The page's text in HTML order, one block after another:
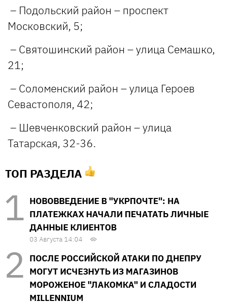
– Подольский район – проспект
Московский, 5;
– Святошинский район – улица Семашко,
21;
– Соломенский район – улица Героев
Севастополя, 42;
– Шевченковский район – улица
Татарская, 32-36.
ТОП РАЗДЕЛА
НОВОВВЕДЕНИЕ В "УКРПОЧТЕ": НА
ПЛАТЕЖКАХ НАЧАЛИ ПЕЧАТАТЬ ЛИЧНЫЕ
ДАННЫЕ КЛИЕНТОВ
03 Августа 14:04
ПОСЛЕ РОССИЙСКОЙ АТАКИ ПО ДНЕПРУ
МОГУТ ИСЧЕЗНУТЬ ИЗ МАГАЗИНОВ
МОРОЖЕНОЕ "ЛАКОМКА" И СЛАДОСТИ
MILLENNIUM